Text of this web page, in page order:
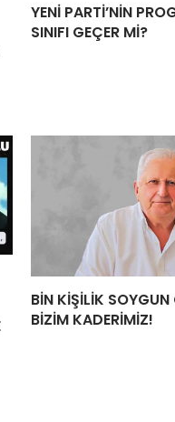
YENİ PARTİ’NİN
SINIFI GEÇER Mİ?
BİN KİŞİLİK SOYGUN
BİZİM KADERİMİZ!